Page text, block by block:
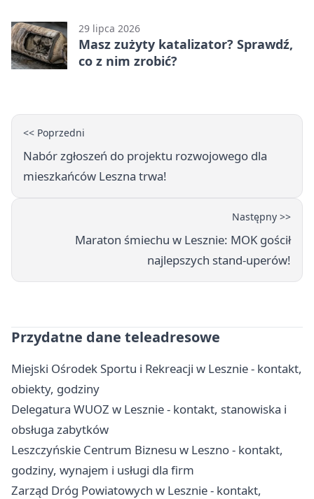
29 lipca 2026
Masz zużyty katalizator? Sprawdź,
co z nim zrobić?
<< Poprzedni
Nabór zgłoszeń do projektu rozwojowego dla
mieszkańców Leszna trwa!
Następny >>
Maraton śmiechu w Lesznie: MOK gościł
najlepszych stand-uperów!
Przydatne dane teleadresowe
Miejski Ośrodek Sportu i Rekreacji w Lesznie - kontakt,
obiekty, godziny
Delegatura WUOZ w Lesznie - kontakt, stanowiska i
obsługa zabytków
Leszczyńskie Centrum Biznesu w Leszno - kontakt,
godziny, wynajem i usługi dla firm
Zarząd Dróg Powiatowych w Lesznie - kontakt,